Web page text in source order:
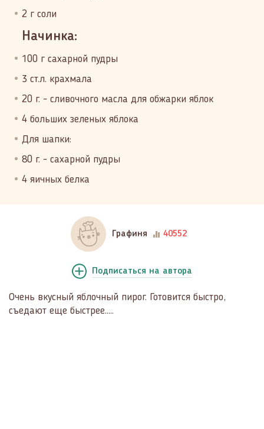
2 г соли
Начинка:
100 г сахарной пудры
3 ст.л. крахмала
20 г. - сливочного масла для обжарки яблок
4 больших зеленых яблока
Для шапки:
80 г. - сахарной пудры
4 яичных белка
Графиня 40552
Подписаться на автора
Очень вкусный яблочный пирог. Готовится быстро,
съедают еще быстрее.....